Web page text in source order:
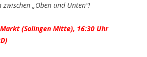
„Oben und Unten“!
(Solingen Mitte), 16:30 Uhr